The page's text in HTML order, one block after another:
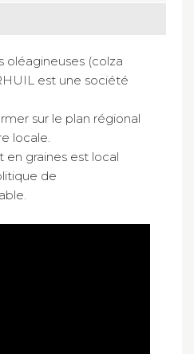
oléagineuses (colza
est une société
sur le plan régional
locale.
en graines est local
de